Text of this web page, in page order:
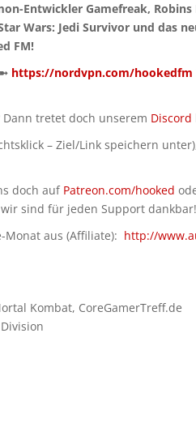
Entwickler Gamefreak,
Wars: Jedi Survivor und das
FM!
https://nordvpn.com/hookedfm
tretet doch unserem Discord
– Ziel/Link speichern
doch auf Patreon.com/hooked
sind für jeden Support dankbar!
aus (Affiliate): http://
Kombat, CoreGamerTreff.de